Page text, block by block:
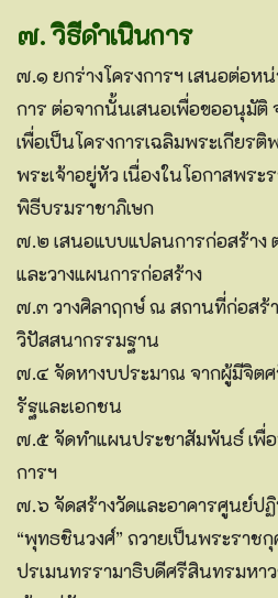
๗. วิธีดำเนินการ
๗.๑ ยกร่างโครงการฯ เสนอต่อห
การ ต่อจากนั้นเสนอเพื่อขออนุมั
เพื่อเป็นโครงการเฉลิมพระเกียรติ
พระเจ้าอยู่หัว เนื่องในโอกาสพร
พิธีบรมราชาภิเษก
๗.๒ เสนอแบบแปลนการก่อสร้าง
และวางแผนการก่อสร้าง
๗.๓ วางศิลาฤกษ์ ณ สถานที่ก่อสร้
วิปัสสนากรรมฐาน
๗.๔ จัดหางบประมาณ จากผู้มีจิต
รัฐและเอกชน
๗.๕ จัดทำแผนประชาสัมพันธ์ เพื่
การฯ
๗.๖ จัดสร้างวัดและอาคารศูนย์ป
“พุทธชินวงศ์” ถวายเป็นพระราช
ปรเมนทรรามาธิบดีศรีสินทรมหา